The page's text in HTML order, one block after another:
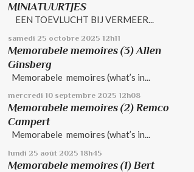
MINIATUURTJES
EEN TOEVLUCHT BIJ VERMEER...
samedi 25 octobre 2025 12h11
Memorabele memoires (3) Allen
Ginsberg
Memorabele memoires (what’s in...
mercredi 10 septembre 2025 12h08
Memorabele memoires (2) Remco
Campert
Memorabele memoires (what’s in...
lundi 25 août 2025 18h45
Memorabele memoires (1) Bert